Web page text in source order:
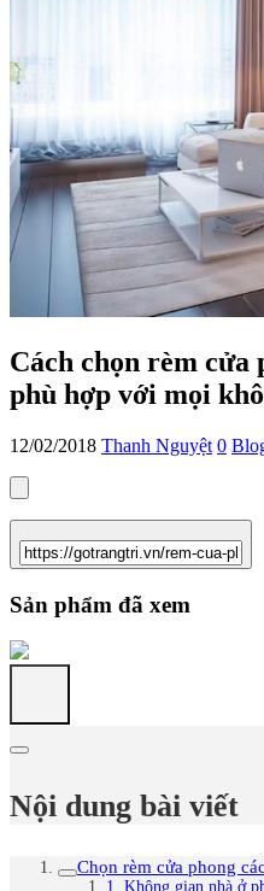
Cách chọn rèm cửa
phù hợp với mọi
12/02/2018 Thanh Nguyệt 0
Sản phẩm đã xem
Nội dung bài viết
Chọn rèm cửa phong
1. Không gian nhà ở